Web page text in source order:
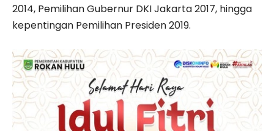
2014, Pemilihan Gubernur DKI Jakarta 2017, hingga
kepentingan Pemilihan Presiden 2019.